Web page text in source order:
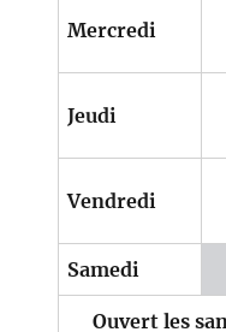
Mercredi
Jeudi
Vendredi
Samedi
Ouvert les